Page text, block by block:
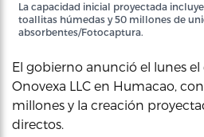
La capacidad inicial proyectada
toallitas húmedas y 50 millones de
absorbentes/Fotocaptura.
El gobierno anunció el lunes
Onovexa LLC en Humacao,
millones y la creación
directos.